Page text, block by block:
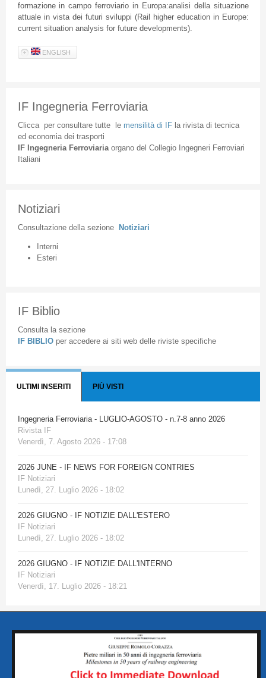
formazione in campo ferroviario in Europa:analisi della situazione
attuale in vista dei futuri sviluppi (Rail higher education in Europe:
current situation analysis for future developments).
ENGLISH
IF Ingegneria Ferroviaria
Cliccaper consultare tuttele mensilità di IFla rivista di tecnica
ed economia dei trasporti
IF Ingegneria Ferroviaria organodel Collegio Ingegneri Ferroviari
Italiani
Notiziari
Consultazione della sezione Notiziari
Interni
Esteri
IF Biblio
Consulta la sezione
IF BIBLIO per accedere ai siti web delle riviste specifiche
ULTIMI INSERITI PIÙ VISTI
Ingegneria Ferroviaria - LUGLIO-AGOSTO - n.7-8 anno 2026
Rivista IF
Venerdì, 7. Agosto 2026 - 17:08
2026 JUNE - IF NEWS FOR FOREIGN CONTRIES
IF Notiziari
Lunedì, 27. Luglio 2026 - 18:02
2026 GIUGNO - IF NOTIZIE DALL'ESTERO
IF Notiziari
Lunedì, 27. Luglio 2026 - 18:02
2026 GIUGNO - IF NOTIZIE DALL'INTERNO
IF Notiziari
Venerdì, 17. Luglio 2026 - 18:21